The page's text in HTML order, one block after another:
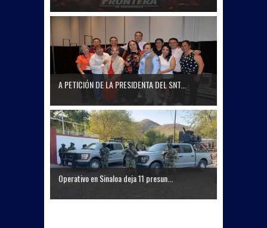
A PETICIÓN DE LA PRESIDENTA DEL SNT...
Operativo en Sinaloa deja 11 presun...